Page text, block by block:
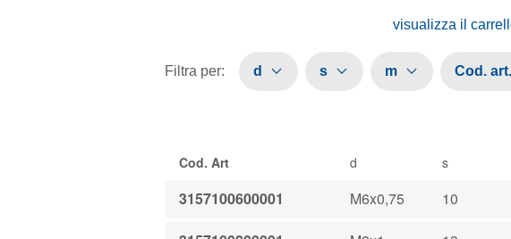
visualizza il
Filtra per: d s m Cod. art.
Cod. Art d s
3157100600001 M6x0,75 10